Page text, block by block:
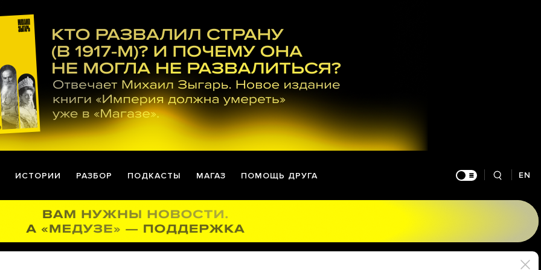
ИСТОРИИ РАЗБОР ПОДКАСТЫ МАГАЗ ПОМОЩЬ ДРУГА EN